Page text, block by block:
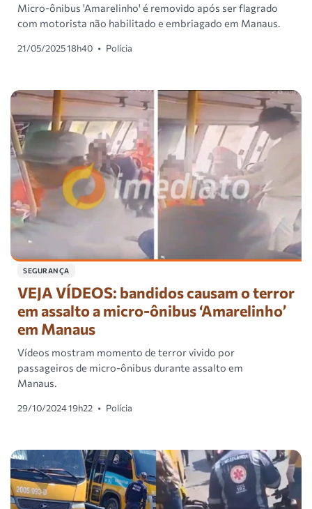
Micro-ônibus 'Amarelinho' é removido após ser flagrado
com motorista não habilitado e embriagado em Manaus.
21/05/2025 18h40 • Polícia
SEGURANÇA
VEJA VÍDEOS: bandidos causam o terror
em assalto a micro-ônibus ‘Amarelinho’
em Manaus
Vídeos mostram momento de terror vivido por
passageiros de micro-ônibus durante assalto em
Manaus.
29/10/2024 19h22 • Polícia